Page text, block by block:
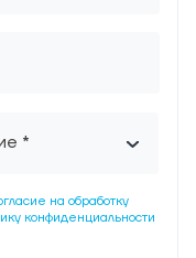
*
на обработку
конфиденциальности